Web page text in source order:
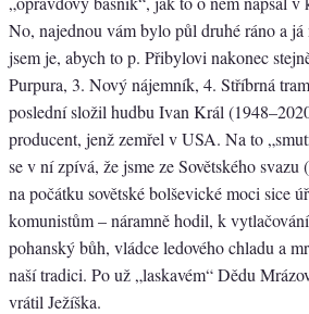
No, najednou vám bylo půl druhé ráno a
jsem je, abych to p. Přibylovi nakonec
Purpura, 3. Nový nájemník, 4. Stříbrná
poslední složil hudbu Ivan Král
producent, jenž zemřel v USA. Na to
se v ní zpívá, že jsme ze Sovětského
na počátku sovětské bolševické moci sice
komunistům – náramně hodil, k
pohanský bůh, vládce ledového chladu a
naší tradici. Po už „laskavém“ Dědu
vrátil Ježíška.